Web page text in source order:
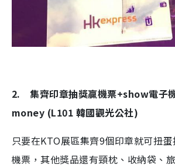
2. 集齊印章抽獎贏機票+show電子
money (L101 韓國觀光公社)
只要在KTO展區集齊9個印章就可扭
機票，其他獎品還有頸枕、收納袋、